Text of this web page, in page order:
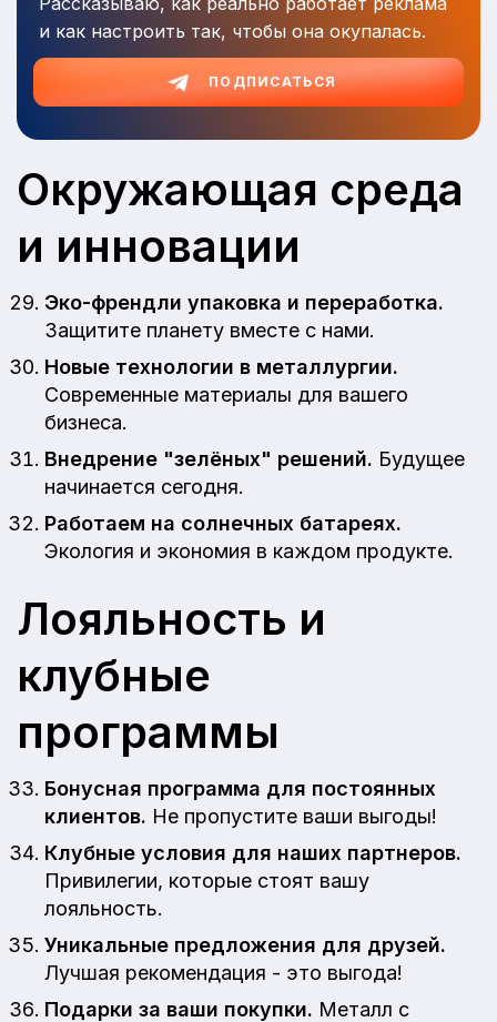
и как настроить так, чтобы она окупалась.
ПОДПИСАТЬСЯ
Окружающая среда
и инновации
Эко-френдли упаковка и переработка.
Защитите планету вместе с нами.
Новые технологии в металлургии.
Современные материалы для вашего
бизнеса.
Внедрение "зелёных" решений. Будущее
начинается сегодня.
Работаем на солнечных батареях.
Экология и экономия в каждом продукте.
Лояльность и
клубные
программы
Бонусная программа для постоянных
клиентов. Не пропустите ваши выгоды!
Клубные условия для наших партнеров.
Привилегии, которые стоят вашу
лояльность.
Уникальные предложения для друзей.
Лучшая рекомендация - это выгода!
Подарки за ваши покупки. Металл с